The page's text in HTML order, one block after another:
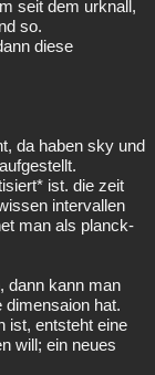
seit dem urknall,
so.
diese
da haben sky und
ist. die zeit
intervallen
man als planck-
dann kann man
dimensaion hat.
ist, entsteht eine
will; ein neues